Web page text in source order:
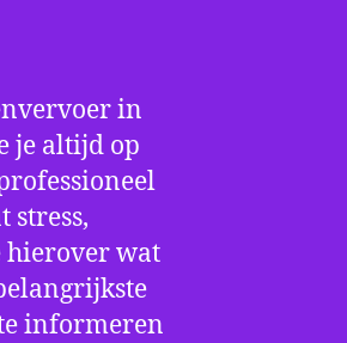
in
je altijd op
stress,
hierover wat
informeren